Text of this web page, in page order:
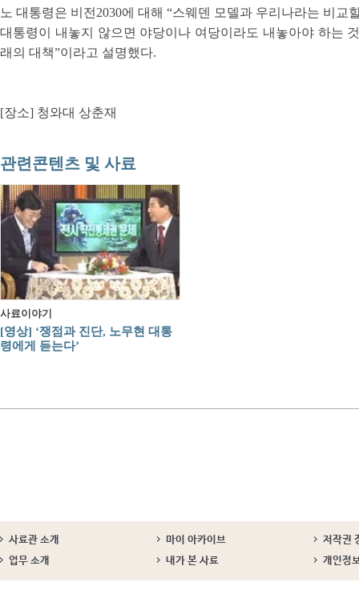
노 대통령은 비전2030에 대해 “스웨덴 모델과 우리나라는 비
대통령이 내놓지 않으면 야당이나 여당이라도 내놓아야 하는
래의 대책”이라고 설명했다.
[장소] 청와대 상춘재
관련콘텐츠 및 사료
사료이야기
[영상] ‘쟁점과 진단, 노무현 대통
령에게 듣는다’
사료관 소개 마이 아카이브
저작권
업무 소개
내가 본 사료 개인정